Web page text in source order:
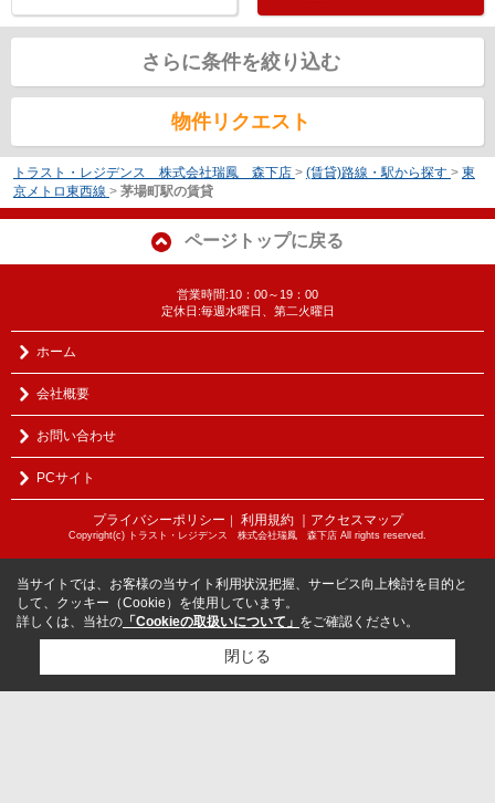
さらに条件を絞り込む
物件リクエスト
トラスト・レジデンス 株式会社瑞鳳 森下店 > (賃貸)路線・駅から探す > 東
京メトロ東西線 > 茅場町駅の賃貸
ページトップに戻る
営業時間:10：00～19：00
定休日:毎週水曜日、第二火曜日
ホーム
会社概要
お問い合わせ
PCサイト
プライバシーポリシー ｜ 利用規約 ｜アクセスマップ
Copyright(c) トラスト・レジデンス 株式会社瑞鳳 森下店 All rights reserved.
当サイトでは、お客様の当サイト利用状況把握、サービス向上検討を目的と
して、クッキー（Cookie）を使用しています。
詳しくは、当社の 「Cookieの取扱いについて」 をご確認ください。
閉じる